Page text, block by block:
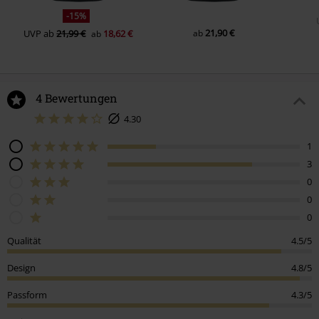
-15%
UVP ab21,99 € ab 18,62 € ab 21,90 €
4 Bewertungen
4.30
1
3
0
0
0
Qualität
4.5/5
Design 4.8/5
Passform 4.3/5